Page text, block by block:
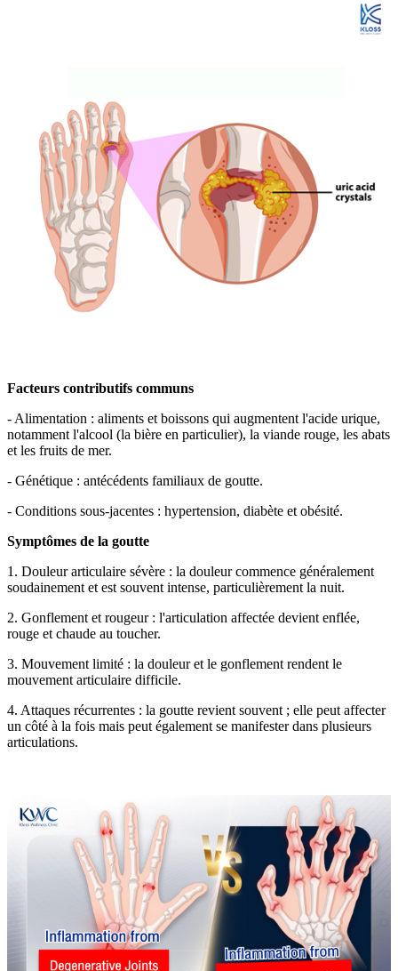
Facteurs contributifs communs
- Alimentation : aliments et boissons qui augmentent l'acide urique,
notamment l'alcool (la bière en particulier), la viande rouge, les abats
et les fruits de mer.
- Génétique : antécédents familiaux de goutte.
- Conditions sous-jacentes : hypertension, diabète et obésité.
Symptômes de la goutte
1. Douleur articulaire sévère : la douleur commence généralement
soudainement et est souvent intense, particulièrement la nuit.
2. Gonflement et rougeur : l'articulation affectée devient enflée,
rouge et chaude au toucher.
3. Mouvement limité : la douleur et le gonflement rendent le
mouvement articulaire difficile.
4. Attaques récurrentes : la goutte revient souvent ; elle peut affecter
un côté à la fois mais peut également se manifester dans plusieurs
articulations.